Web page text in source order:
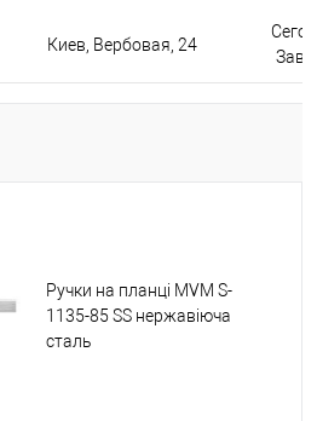
Киев, Вербовая, 24
Ручки на планці MVM S-
1135-85 SS нержавіюча
сталь